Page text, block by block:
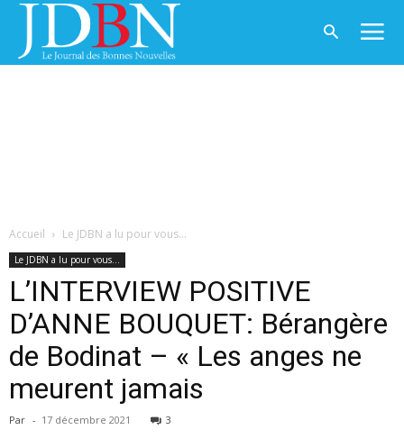
Accueil Le JDBN a lu pour vous...
Le JDBN a lu pour vous...
L’INTERVIEW POSITIVE
D’ANNE BOUQUET: Bérangère
de Bodinat – « Les anges ne
meurent jamais
Par - 17 décembre 2021 3